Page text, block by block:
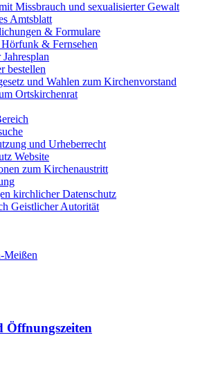
Missbrauch und sexualisierter Gewalt
Amtsblatt
& Formulare
& Fernsehen
Jahresplan
bestellen
und Wahlen zum Kirchenvorstand
Ortskirchenrat
und Urheberrecht
Website
zum Kirchenaustritt
kirchlicher Datenschutz
Geistlicher Autorität
Meißen
Öffnungszeiten